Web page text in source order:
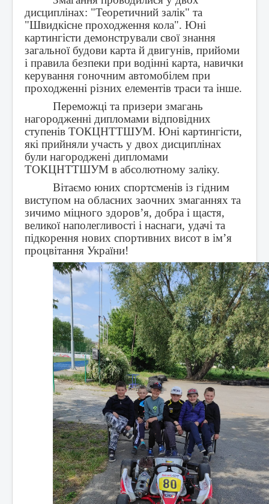
дисциплінах: "Теоретичний залік" та
"Швидкісне проходження кола". Юні
картингісти демонстрували свої знання
загальної будови карта й двигунів, прийоми
і правила безпеки при водінні карта, навички
керування гоночним автомобілем при
проходженні різних елементів траси та інше.
Переможці та призери змагань
нагородженні дипломами відповідних
ступенів ТОКЦНТТШУМ. Юні картингісти,
які прийняли участь у двох дисциплінах
були нагороджені дипломами
ТОКЦНТТШУМ в абсолютному заліку.
Вітаємо юних спортсменів із гідним
виступом на обласних заочних змаганнях та
зичимо міцного здоров’я, добра і щастя,
великої наполегливості і наснаги, удачі та
підкорення нових спортивних висот в ім’я
процвітання України!